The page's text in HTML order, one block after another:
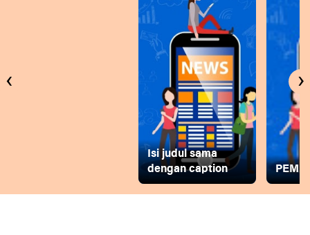
Isi judul sama
dengan caption
‹ ›